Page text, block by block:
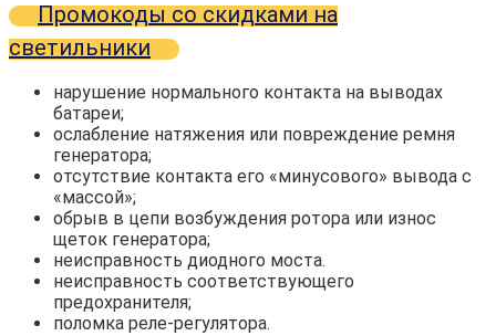
Промокоды со скидками на
светильники
нарушение нормального контакта на выводах
батареи;
ослабление натяжения или повреждение ремня
генератора;
отсутствие контакта его «минусового» вывода с
«массой»;
обрыв в цепи возбуждения ротора или износ
щеток генератора;
неисправность диодного моста.
неисправность соответствующего
предохранителя;
поломка реле-регулятора.